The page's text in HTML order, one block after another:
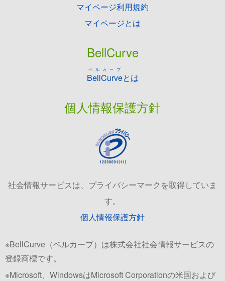
マイページ利用規約
マイページとは
BellCurve
BellCurve
ベルカーブ
とは
個人情報保護方針
社会情報サービスは、プライバシーマークを取得していま
す。
個人情報保護方針
※BellCurve（ベルカーブ）は株式会社社会情報サービスの
登録商標です。
※Microsoft、WindowsはMicrosoft Corporationの米国および